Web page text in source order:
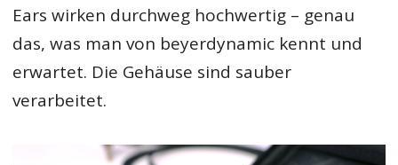
Ears wirken durchweg hochwertig – genau
das, was man von beyerdynamic kennt und
erwartet. Die Gehäuse sind sauber
verarbeitet.